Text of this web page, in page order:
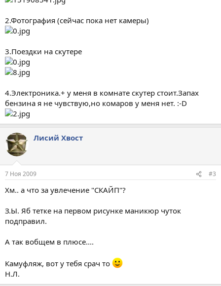
2.Фотография (сейчас пока нет камеры)
3.Поездки на скутере
4.Электроника.+ у меня в комнате скутер стоит.Запах
бензина я не чувствую,но комаров у меня нет. :-D
Лисий Хвост
7 Ноя 2009 #3
Хм.. а что за увлечение "СКАЙП"?
З.Ы. Яб тетке на первом рисунке маникюр чуток
подправил.
А так вобщем в плюсе....
Камуфляж, вот у тебя срач то
Н.Л.